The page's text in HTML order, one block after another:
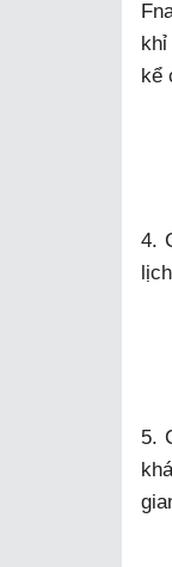
kể
4.
5.